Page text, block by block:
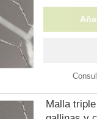
Malla